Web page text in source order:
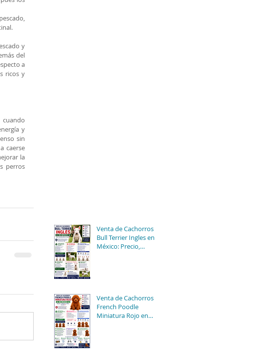
y
del
a
ricos y
y
sin
caerse
la
perros
Venta de Cachorros
Bull Terrier Ingles en
México: Precio,
Venta de Cachorros
French Poodle
Miniatura Rojo en